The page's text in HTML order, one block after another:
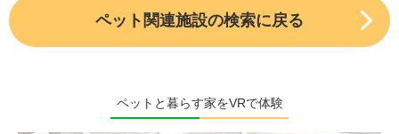
ペット関連施設の検索に戻る
ペットと暮らす家をVRで体験